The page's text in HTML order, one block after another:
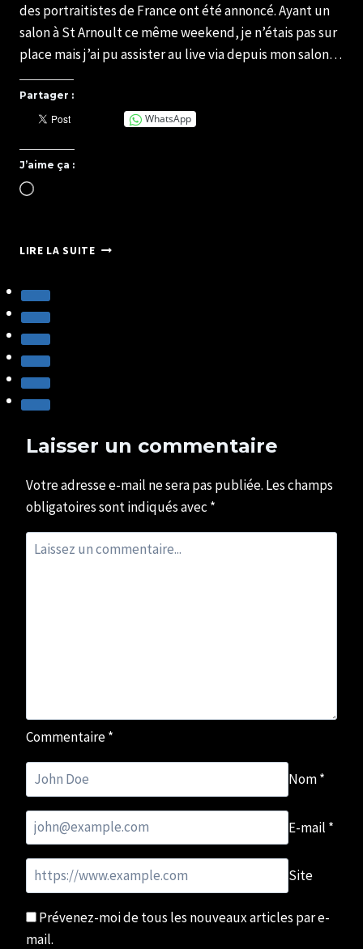
des portraitistes de France ont été annoncé. Ayant un
salon à St Arnoult ce même weekend, je n’étais pas sur
place mais j’ai pu assister au live via depuis mon salon…
Partager :
WhatsApp
J’aime ça :
Chargement…
LIRE LA SUITEPHOTOGRAPHE
Laisser un commentaire
Votre adresse e-mail ne sera pas publiée. Les champs
obligatoires sont indiqués avec *
Commentaire*
Nom*
E-mail *
Site
Prévenez-moi de tous les nouveaux articles par e-
mail.